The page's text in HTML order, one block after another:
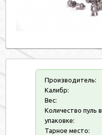
Производитель:
Калибр:
Вес:
Количество пуль в
упаковке:
Тарное место: